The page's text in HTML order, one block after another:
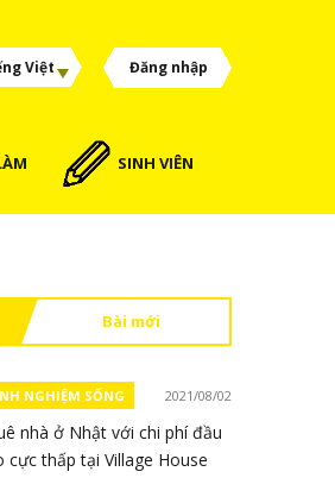
Việt Đăng nhập
SINH VIÊN
Bài mới
NGHIỆM SỐNG 2021/08/02
nhà ở Nhật với chi phí đầu
cực thấp tại Village House